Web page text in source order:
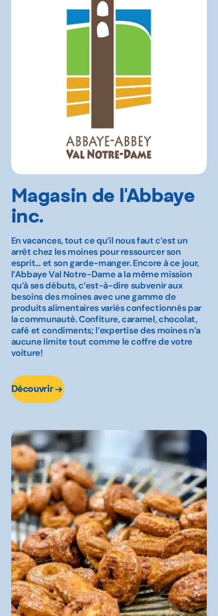
Magasin de l'Abbaye
inc.
En vacances, tout ce qu’il nous faut c’est un
arrêt chez les moines pour ressourcer son
esprit… et son garde-manger. Encore à ce jour,
l’Abbaye Val Notre-Dame a la même mission
qu’à ses débuts, c’est-à-dire subvenir aux
besoins des moines avec une gamme de
produits alimentaires variés confectionnés par
la communauté. Confiture, caramel, chocolat,
café et condiments; l’expertise des moines n’a
aucune limite tout comme le coffre de votre
voiture!
Découvrir